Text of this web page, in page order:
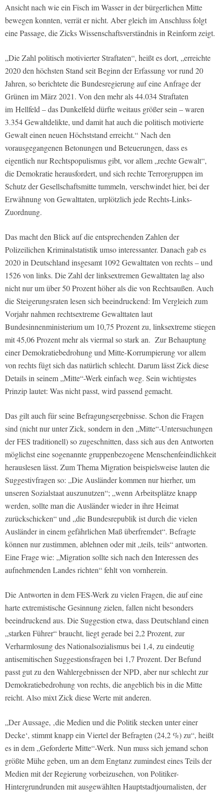
Ansicht nach wie ein Fisch im Wasser in der bürgerlichen Mitte
bewegen konnten, verrät er nicht. Aber gleich im Anschluss folgt
eine Passage, die Zicks Wissenschaftsverständnis in Reinform zeigt.
„Die Zahl politisch motivierter Straftaten“, heißt es dort, „erreichte
2020 den höchsten Stand seit Beginn der Erfassung vor rund 20
Jahren, so berichtete die Bundesregierung auf eine Anfrage der
Grünen im März 2021. Von den mehr als 44.034 Straftaten
im Hellfeld – das Dunkelfeld dürfte weitaus größer sein – waren
3.354 Gewaltdelikte, und damit hat auch die politisch motivierte
Gewalt einen neuen Höchststand erreicht.“ Nach den
vorausgegangenen Betonungen und Beteuerungen, dass es
eigentlich nur Rechtspopulismus gibt, vor allem „rechte Gewalt“,
die Demokratie herausfordert, und sich rechte Terrorgruppen im
Schutz der Gesellschaftsmitte tummeln, verschwindet hier, bei der
Erwähnung von Gewalttaten, urplötzlich jede Rechts-Links-
Zuordnung.
Das macht den Blick auf die entsprechenden Zahlen der
Polizeilichen Kriminalstatistik umso interessanter. Danach gab es
2020 in Deutschland insgesamt 1092 Gewalttaten von rechts – und
1526 von links. Die Zahl der linksextremen Gewalttaten lag also
nicht nur um über 50 Prozent höher als die von Rechtsaußen. Auch
die Steigerungsraten lesen sich beeindruckend: Im Vergleich zum
Vorjahr nahmen rechtsextreme Gewalttaten laut
Bundesinnenministerium um 10,75 Prozent zu, linksextreme stiegen
mit 45,06 Prozent mehr als viermal so stark an. Zur Behauptung
einer Demokratiebedrohung und Mitte-Korrumpierung vor allem
von rechts fügt sich das natürlich schlecht. Darum lässt Zick diese
Details in seinem „Mitte“-Werk einfach weg. Sein wichtigstes
Prinzip lautet: Was nicht passt, wird passend gemacht.
Das gilt auch für seine Befragungsergebnisse. Schon die Fragen
sind (nicht nur unter Zick, sondern in den „Mitte“-Untersuchungen
der FES traditionell) so zugeschnitten, dass sich aus den Antworten
möglichst eine sogenannte gruppenbezogene Menschenfeindlichkeit
herauslesen lässt. Zum Thema Migration beispielsweise lauten die
Suggestivfragen so: „Die Ausländer kommen nur hierher, um
unseren Sozialstaat auszunutzen“; „wenn Arbeitsplätze knapp
werden, sollte man die Ausländer wieder in ihre Heimat
zurückschicken“ und „die Bundesrepublik ist durch die vielen
Ausländer in einem gefährlichen Maß überfremdet“. Befragte
können nur zustimmen, ablehnen oder mit „teils, teils“ antworten.
Eine Frage wie: „Migration sollte sich nach den Interessen des
aufnehmenden Landes richten“ fehlt von vornherein.
Die Antworten in dem FES-Werk zu vielen Fragen, die auf eine
harte extremistische Gesinnung zielen, fallen nicht besonders
beeindruckend aus. Die Suggestion etwa, dass Deutschland einen
„starken Führer“ braucht, liegt gerade bei 2,2 Prozent, zur
Verharmlosung des Nationalsozialismus bei 1,4, zu eindeutig
antisemitischen Suggestionsfragen bei 1,7 Prozent. Der Befund
passt gut zu den Wahlergebnissen der NPD, aber nur schlecht zur
Demokratiebedrohung von rechts, die angeblich bis in die Mitte
reicht. Also mixt Zick diese Werte mit anderen.
„Der Aussage, ‚die Medien und die Politik stecken unter einer
Decke‘, stimmt knapp ein Viertel der Befragten (24,2 %) zu“, heißt
es in dem „Geforderte Mitte“-Werk. Nun muss sich jemand schon
größte Mühe geben, um an dem Engtanz zumindest eines Teils der
Medien mit der Regierung vorbeizusehen, von Politiker-
Hintergrundrunden mit ausgewählten Hauptstadtjournalisten, der